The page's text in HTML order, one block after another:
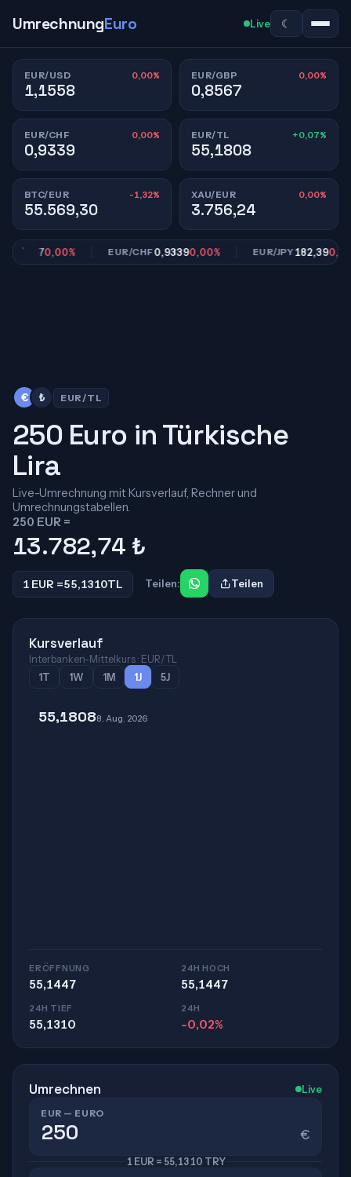
UmrechnungEuro Live ☾
EUR/USD 0,00%
1,1558
EUR/GBP 0,00%
0,8567
EUR/CHF 0,00%
0,9339
EUR/TL +0,07%
55,1808
BTC/EUR -1,32%
55.569,30
XAU/EUR 0,00%
3.756,24
0,00% EUR/CHF0,93390,00% EUR/JPY182,390,00%
€ ₺ EUR/TL
250 Euro in Türkische
Lira
Live-Umrechnung mit Kursverlauf, Rechner und
Umrechnungstabellen.
250 EUR =
13.782,74 ₺
1 EUR =55,1310TL Teilen: Teilen
Kursverlauf
Interbanken-Mittelkurs · EUR/TL
1T
1W 1M 1J 5J
55,18088. Aug. 2026
ERÖFFNUNG
55,1447
24H HOCH
55,1447
24H TIEF
55,1310
24H
-0,02%
Umrechnen Live
EUR — EURO
€
1 EUR = 55,1310 TRY